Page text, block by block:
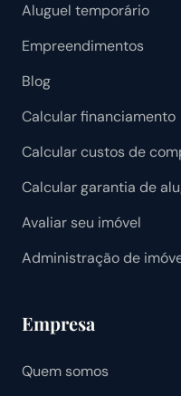
Aluguel temporário
Empreendimentos
Blog
Calcular financiamento
Calcular custos de
Calcular garantia de
Avaliar seu imóvel
Administração de
Empresa
Quem somos